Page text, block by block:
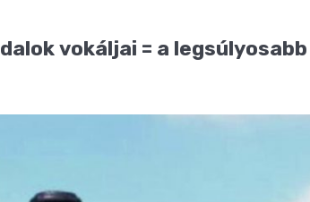
vokáljai = a